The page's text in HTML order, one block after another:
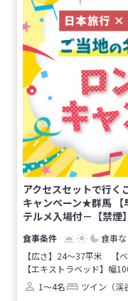
アクセスセットで行く
キャンペーン★群馬
テルメ入場付－【禁煙
食事な
【広さ】24～37平米
【
【エキストラベッド】幅
1～4名
ツイン（渓